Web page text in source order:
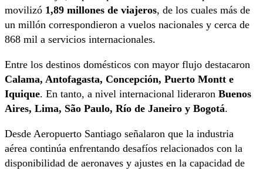
movilizó 1,89 millones de viajeros, de los cuales más de
un millón correspondieron a vuelos nacionales y cerca de
868 mil a servicios internacionales.
Entre los destinos domésticos con mayor flujo destacaron
Calama, Antofagasta, Concepción, Puerto Montt e
Iquique. En tanto, a nivel internacional lideraron Buenos
Aires, Lima, São Paulo, Río de Janeiro y Bogotá.
Desde Aeropuerto Santiago señalaron que la industria
aérea continúa enfrentando desafíos relacionados con la
disponibilidad de aeronaves y ajustes en la capacidad de